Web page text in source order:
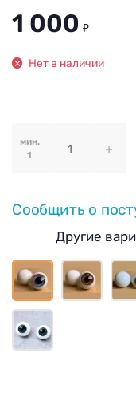
1 000 ₽
Нет в наличии
мин.
1
Сообщить о
Другие